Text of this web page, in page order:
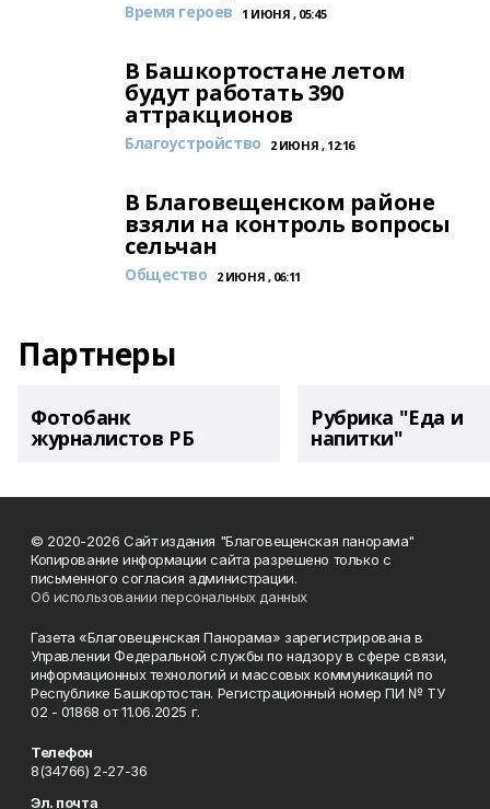
Время героев 1 ИЮНЯ , 05:45
В Башкортостане летом
будут работать 390
аттракционов
Благоустройство 2 ИЮНЯ , 12:16
В Благовещенском районе
взяли на контроль вопросы
сельчан
Общество 2 ИЮНЯ , 06:11
Партнеры
Фотобанк
журналистов РБ
Рубрика "Еда и
напитки"
© 2020-2026 Сайт издания "Благовещенская панорама"
Копирование информации сайта разрешено только с
письменного согласия администрации.
Об использовании персональных данных
Газета «Благовещенская Панорама» зарегистрирована в
Управлении Федеральной службы по надзору в сфере связи,
информационных технологий и массовых коммуникаций по
Республике Башкортостан. Регистрационный номер ПИ № ТУ
02 - 01868 от 11.06.2025 г.
Телефон
8(34766) 2-27-36
Эл. почта